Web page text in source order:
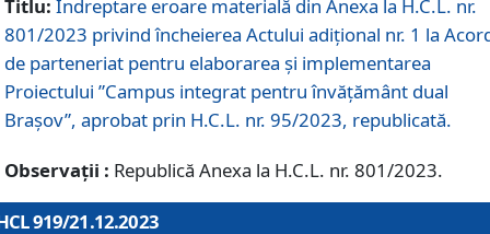
Titlu: Îndreptare eroare materială din Anexa la H.C.L. nr.
801/2023 privind încheierea Actului adițional nr. 1 la
de parteneriat pentru elaborarea și implementarea
Proiectului ”Campus integrat pentru învățământ dual
Brașov”, aprobat prin H.C.L. nr. 95/2023, republicată.
Observații : Republică Anexa la H.C.L. nr. 801/2023.
919/21.12.2023